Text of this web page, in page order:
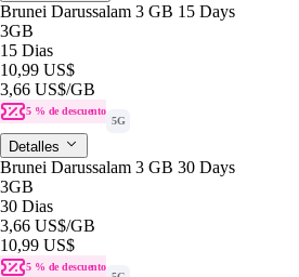
Brunei Darussalam 3 GB 15 Days
3GB
15 Dias
10,99 US$
3,66 US$/GB
5 % de descuento
5G
Detalles
Brunei Darussalam 3 GB 30 Days
3GB
30 Dias
3,66 US$/GB
10,99 US$
5 % de descuento